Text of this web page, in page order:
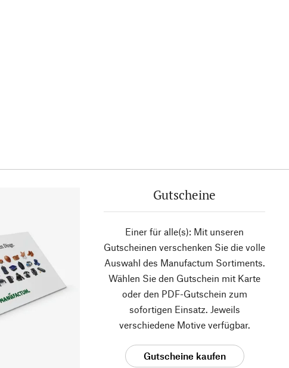
Gutscheine
Einer für alle(s): Mit unseren
Gutscheinen verschenken Sie die volle
Auswahl des Manufactum Sortiments.
Wählen Sie den Gutschein mit Karte
oder den PDF-Gutschein zum
sofortigen Einsatz. Jeweils
verschiedene Motive verfügbar.
Gutscheine kaufen